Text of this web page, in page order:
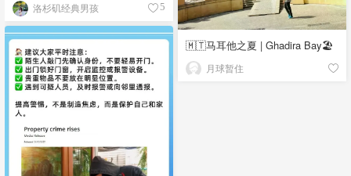
洛杉矶经典男孩 5
🇲🇹马耳他之夏 | Ghadira Bay🏖️
月球暂住